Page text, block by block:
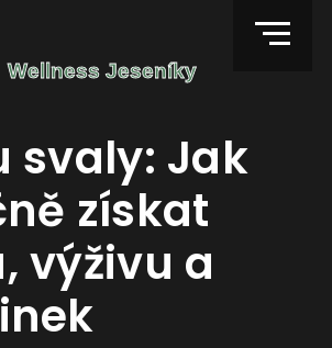
svaly: Jak
získat
výživu a